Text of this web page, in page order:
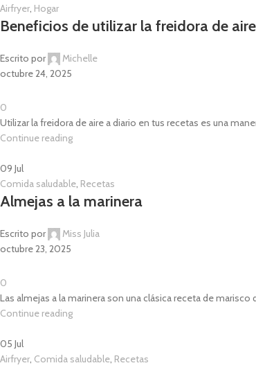
Airfryer Hogar
Beneficios de utilizar la freidora de aire
Escrito por
Michelle
octubre 24, 2025
0
Utilizar la freidora de aire a diario en tus recetas es una
Continue reading
09 Jul
Comida saludable Recetas
Almejas a la marinera
Escrito por
Miss Julia
octubre 23, 2025
0
Las almejas a la marinera son una clásica receta de marisco
Continue reading
05 Jul
Airfryer Comida saludable Recetas